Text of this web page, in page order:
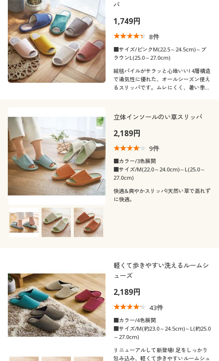
パ
1,749円
8件
■サイズ/ピンクM(22.5～24.5cm)～ブ
ラウンL(25.0～27.0cm)
絨毯パイルがサラッと心地いい! 4層構造
で通気性に優れた、オールシーズン使え
るスリッパです。ムレにくく、暑い季節
立体インソールのい草スリッパ
2,189円
9件
■カラー/3色展開
■サイズ/M(22.0～24.0cm)～L(25.0～
27.0cm)
快適&爽やかスリッパ!天然い草で蒸れず
に快適。
軽くて歩きやすい洗えるルームシ
ューズ
2,189円
43件
■カラー/4色展開
■サイズ/M(約23.0～24.5cm)～L(約25.0
～27.0cm)
リニューアルして新登場! 足をしっかり
包み込み、軽くて歩きやすいルームシュ